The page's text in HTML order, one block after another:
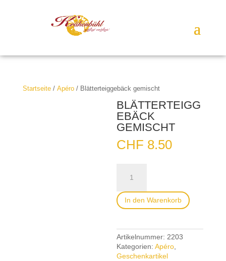
Startseite/ Apéro/ Blätterteiggebäck gemischt
BLÄTTERTEIGG
EBÄCK
GEMISCHT
CHF 8.50
gemischt
In den Warenkorb
Artikelnummer:2203
Kategorien:Apéro,
Geschenkartikel